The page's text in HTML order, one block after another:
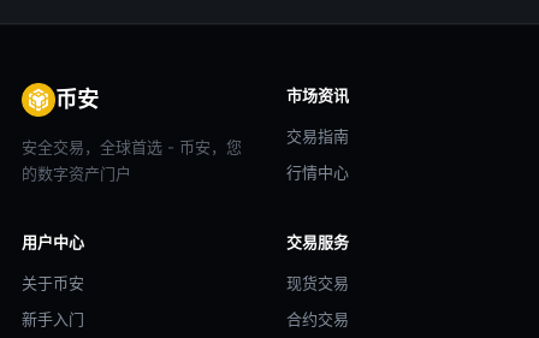
币安
安全交易，全球首选 - 币安，您
的数字资产门户
市场资讯
交易指南
行情中心
用户中心
关于币安
新手入门
交易服务
现货交易
合约交易